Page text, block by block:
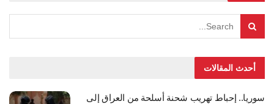
أحدث المقالات
سوريا.. إحباط تهريب شحنة أسلحة من العراق إلى